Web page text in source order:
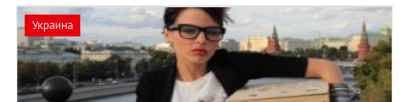
Украина